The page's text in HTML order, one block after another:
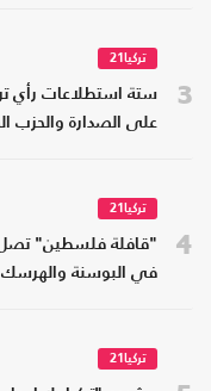
3
تركيا21
ستة استطلاعات رأي
على الصدارة والحزب
4
تركيا21
"قافلة فلسطين" تصل
في البوسنة
تركيا21